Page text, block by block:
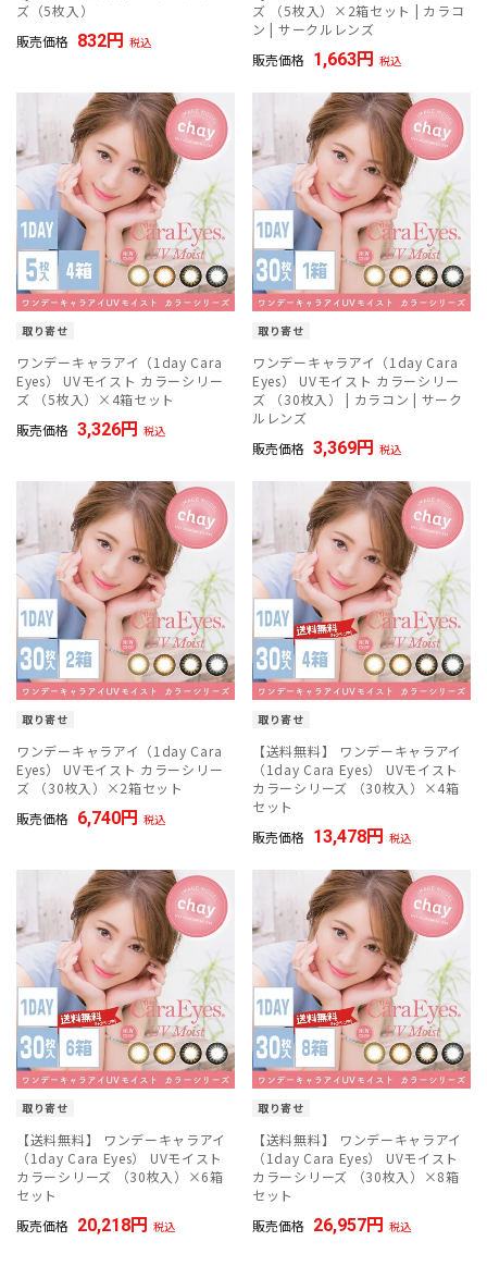
ズ（5枚入）
販売価格 832 税込
ズ （5枚入）×2箱セット | カラコ
ン | サークルレンズ
販売価格 1,663 税込
取り寄せ
ワンデーキャラアイ（1day Cara
Eyes） UVモイスト カラーシリー
ズ （5枚入）×4箱セット
販売価格 3,326 税込
取り寄せ
ワンデーキャラアイ（1day Cara
Eyes） UVモイスト カラーシリー
ズ （30枚入） | カラコン | サーク
ルレンズ
販売価格 3,369 税込
取り寄せ
ワンデーキャラアイ（1day Cara
Eyes） UVモイスト カラーシリー
ズ （30枚入）×2箱セット
販売価格 6,740 税込
取り寄せ
【送料無料】 ワンデーキャラアイ
（1day Cara Eyes） UVモイスト
カラーシリーズ （30枚入）×4箱
セット
販売価格 13,478 税込
取り寄せ
【送料無料】 ワンデーキャラアイ
（1day Cara Eyes） UVモイスト
カラーシリーズ （30枚入）×6箱
セット
販売価格 20,218 税込
取り寄せ
【送料無料】 ワンデーキャラアイ
（1day Cara Eyes） UVモイスト
カラーシリーズ （30枚入）×8箱
セット
販売価格 26,957 税込